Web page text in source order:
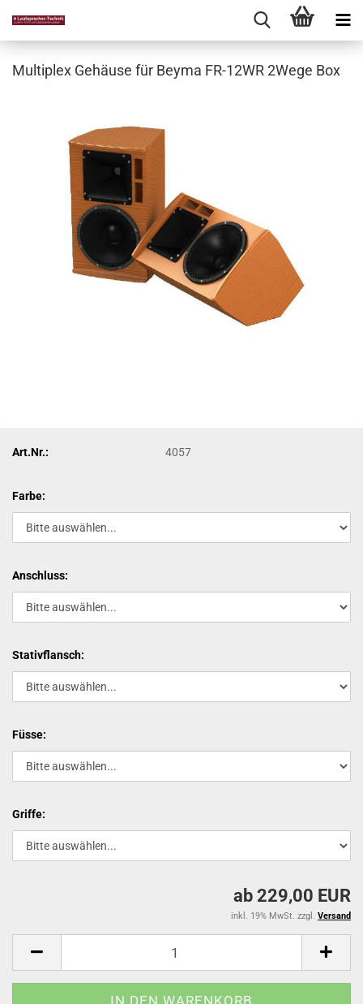
Multiplex Gehäuse für Beyma FR-12WR 2Wege Box
Art.Nr.: 4057
Farbe:
Anschluss:
Stativflansch:
Füsse:
Griffe:
ab 229,00 EUR
inkl. 19% MwSt. zzgl. Versand